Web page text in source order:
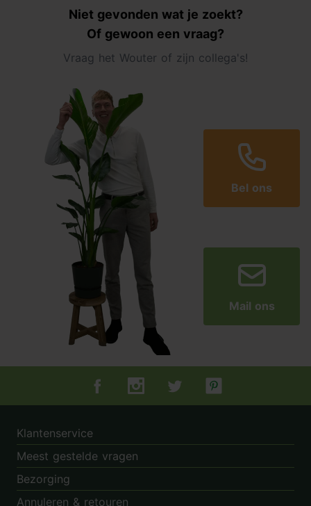
Niet gevonden wat je zoekt?
Of gewoon een vraag?
Vraag het Wouter of zijn collega's!
Bel ons
Mail ons
Tuincentrum.nl op Facebook
Tuincentrum.nl op Instagram
Tuincentrum.nl op Twitter
Tuincentrum.nl op
Klantenservice
Meest gestelde vragen
Bezorging
Annuleren & retouren